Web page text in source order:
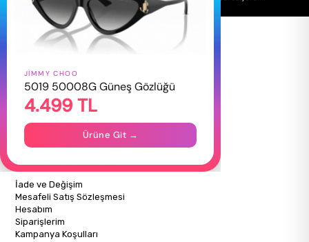
HAKKIMIZDA
Hakkımızda
Gizlilik Politikası
İletişim
Mağazalarımız
ALIŞVERİŞ BİLGİLERİ
İade ve Değişim
Mesafeli Satış Sözleşmesi
Hesabım
Siparişlerim
Kampanya Koşulları
JIMMY CHOO
5019 50008G Güneş Gözlüğü
4.499 TL
Ürüne Git →